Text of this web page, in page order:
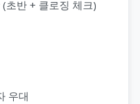
초반 + 클로징 체크)
우대